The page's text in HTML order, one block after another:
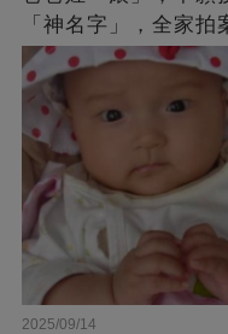
「神名字」，全家
2025/09/14